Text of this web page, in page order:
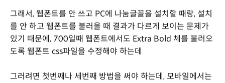
그래서, 웹폰트를 안 쓰고 PC에 나눔글꼴을 설치할 때랑, 설치
를 안 하고 웹폰트를 불러올 때 결과가 다르게 보이는 문제가
있기 때문에, 700일때 웹폰트에서도 Extra Bold 체를 불러오
도록 웹폰트 css파일을 수정해야 하는데
그러려면 첫번째나 세번째 방법을 써야 하는데, 모바일에서는